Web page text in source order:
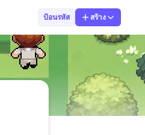
ป้อนรหัส สร้าง